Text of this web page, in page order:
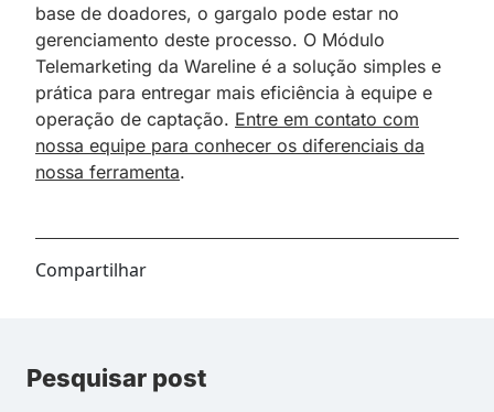
base de doadores, o gargalo pode estar no
gerenciamento deste processo. O Módulo
Telemarketing da Wareline é a solução simples e
prática para entregar mais eficiência à equipe e
operação de captação. Entre em contato com
nossa equipe para conhecer os diferenciais da
nossa ferramenta.
Compartilhar
Pesquisar post